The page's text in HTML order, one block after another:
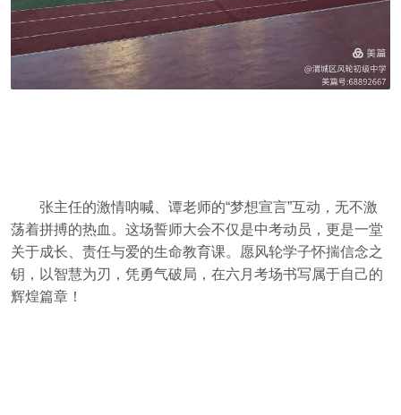
张主任的激情呐喊、谭老师的“梦想宣言”互动，无不激
荡着拼搏的热血。这场誓师大会不仅是中考动员，更是一堂
关于成长、责任与爱的生命教育课。愿风轮学子怀揣信念之
钥，以智慧为刃，凭勇气破局，在六月考场书写属于自己的
辉煌篇章！